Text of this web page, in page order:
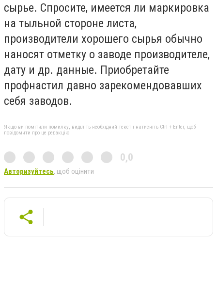
сырье. Спросите, имеется ли маркировка
на тыльной стороне листа,
производители хорошего сырья обычно
наносят отметку о заводе производителе,
дату и др. данные. Приобретайте
профнастил давно зарекомендовавших
себя заводов.
Якщо ви помітили помилку, виділіть необхідний текст і натисніть Ctrl + Enter, щоб
повідомити про це редакцію
0,0
Авторизуйтесь, щоб оцінити